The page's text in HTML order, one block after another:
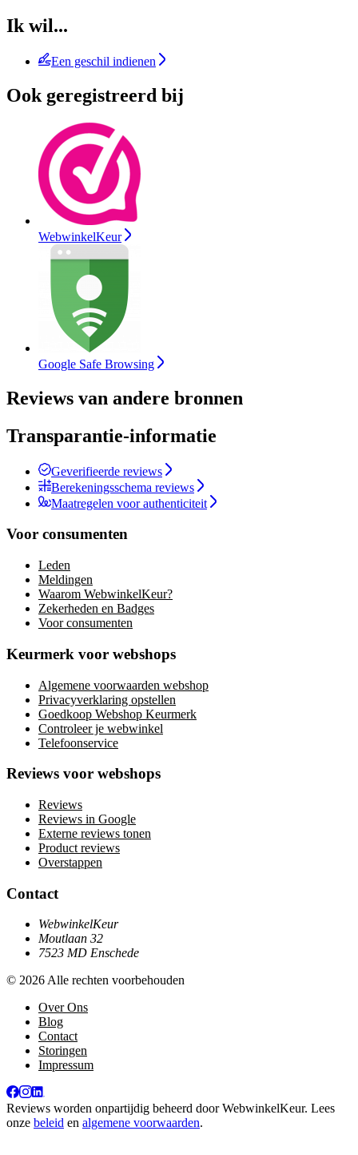
Ik wil...
Een geschil indienen
Ook geregistreerd bij
WebwinkelKeur
Google Safe Browsing
Reviews van andere bronnen
Transparantie-informatie
Geverifieerde reviews
Berekeningsschema reviews
Maatregelen voor authenticiteit
Voor consumenten
Leden
Meldingen
Waarom WebwinkelKeur?
Zekerheden en Badges
Voor consumenten
Keurmerk voor webshops
Algemene voorwaarden webshop
Privacyverklaring opstellen
Goedkoop Webshop Keurmerk
Controleer je webwinkel
Telefoonservice
Reviews voor webshops
Reviews
Reviews in Google
Externe reviews tonen
Product reviews
Overstappen
Contact
WebwinkelKeur
Moutlaan 32
7523 MD Enschede
© 2026 Alle rechten voorbehouden
Over Ons
Blog
Contact
Storingen
Impressum
Reviews worden onpartijdig beheerd doorWebwinkelKeur. Lees
onze beleid en algemene voorwaarden.